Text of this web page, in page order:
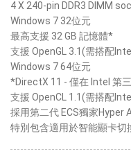
4 X 240-pin DDR3 DIMM
Windows 7 32位元
最高支援 32 GB 記憶體*
支援 OpenGL 3.1(需搭配
Windows 7 64位元
*DirectX 11 - 僅在 Intel 第
支援 OpenCL 1.1(需搭配
採用第二代 ECS獨家Hyper
特別包含適用於智能顯卡切